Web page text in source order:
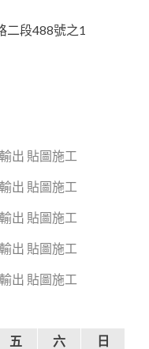
二段488號之1
出 貼圖施工
出 貼圖施工
出 貼圖施工
出 貼圖施工
出 貼圖施工
五 六
日